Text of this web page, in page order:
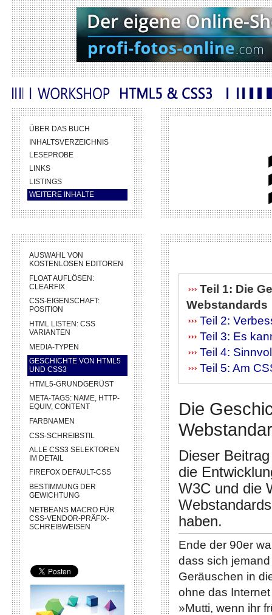
ÜBER DAS BUCH
INHALTSVERZEICHNIS
LESEPROBE
LINKS
LISTINGS
WEITERE INHALTE
AUSWAHL VON
KOSTENLOSEN EDITOREN
FLOAT AUFLÖSEN:
CLEARFIX
CSS-EIGENSCHAFT:
POSITION
HTML LISTEN: CSS
VARIANTEN
MEDIA-TYPEN
GESCHICHTE VON HTML5
UND CSS3
HTML5-GRUNDGERÜST
META-TAGS: NAME, HTTP-
EQUIV, CONTENT
FARBNAMEN
CSS-SCHREIBSTIL
ALLE CSS3 SELEKTOREN
IM DETAIL
FIREFOX DEFAULT-CSS
BESTIMMUNG DER
GEWICHTUNG
NETBEANS MACRO FÜR
CSS-VENDOR-PRÄFIX-
SCHREIBWEISEN
Teil 1: Die
Webstandards
Teil 2:
Teil 3: Es
Teil 4:
Teil 5: Am
Die
Dieser
die
W3C und die
haben.
Ende der 90er
dass sich
Geräuschen in
ohne das
»Mutti, wenn ihr